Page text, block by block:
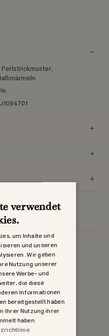
verwendet
um Inhalte und
und unseren
Wir geben
Nutzung unserer
Werbe- und
die diese
Informationen
bereitgestellt haben
Ihrer Nutzung ihrer
haben.